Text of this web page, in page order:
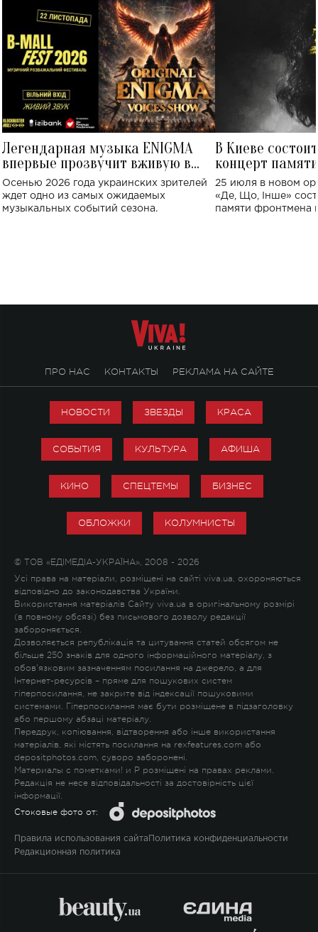
Легендарная музыка ENIGMA
впервые прозвучит вживую в
Украине: где состоится концерт
Осенью 2026 года украинских зрителей
ждет одно из самых ожидаемых
музыкальных событий сезона.
В Киеве
концерт
Клименко:
исполнят песни
25 июля в новом
«Де, Що, Інше»
памяти фронтмена
ПРО НАС КОНТАКТЫ РЕКЛАМА НА САЙТЕ
НОВОСТИ ЗВЕЗДЫ КРАСА
СОБЫТИЯ КУЛЬТУРА АФИША
КИНО СПЕЦТЕМЫ БИЗНЕС
ОБЛОЖКИ КОЛУМНИСТЫ
© ТОВ «ЕДІМЕДІА-УКРАЇНА», 2008 - 2026
Усі права на матеріали, розміщені на сайті viva.ua, охороняються
відповідно до законодавства України.
Використання матеріалів Сайту viva.ua в оригінальному розмірі
(в повному обсязі) без письмового дозволу редакції
забороняється.
Дозволяється републікація та цитування статей обсягом не
більше 250 знаків для одного інформаційного матеріалу, з
обов'язковим зазначенням посилання на джерело, а для
Інтернет-ресурсів – пряме для пошукових систем
гіперпосилання, не закрите від індексації пошуковими
системами. Гіперпосилання має бути розміщене в підзаголовку
або першому абзаці матеріалу.
Передрук, копіювання, відтворення або інше використання
матеріалів, які містять посилання на rexfeatures.com або
depositphotos.com, суворо заборонені.
Материалы с пометками! и P розміщені на правах реклами.
Редакція не несе відповідальності за достовірність цієї
інформації.
Стоковые фото от:
Правила использования сайта Политика конфиденциальности
Редакционная политика